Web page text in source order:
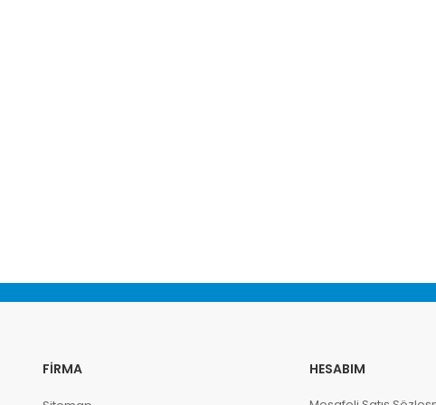
FIRMA HESABIM